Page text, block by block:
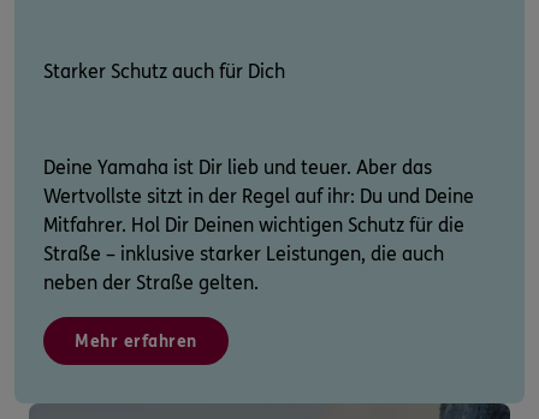
Starker Schutz auch für Dich
Deine Yamaha ist Dir lieb und teuer. Aber das
Wertvollste sitzt in der Regel auf ihr: Du und Deine
Mitfahrer. Hol Dir Deinen wichtigen Schutz für die
Straße – inklusive starker Leistungen, die auch
neben der Straße gelten.
Mehr erfahren